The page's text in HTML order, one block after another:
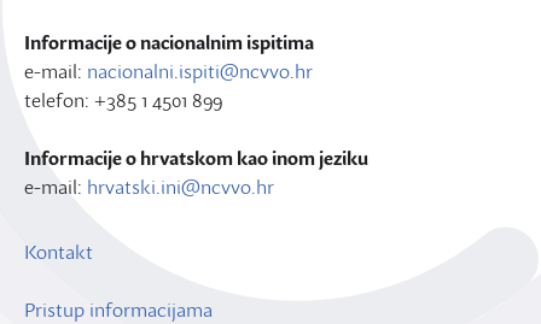
Informacije o nacionalnim ispitima
e-mail: nacionalni.ispiti@ncvvo.hr
telefon: +385 1 4501 899
Informacije o hrvatskom kao inom jeziku
e-mail: hrvatski.ini@ncvvo.hr
Kontakt
Pristup informacijama